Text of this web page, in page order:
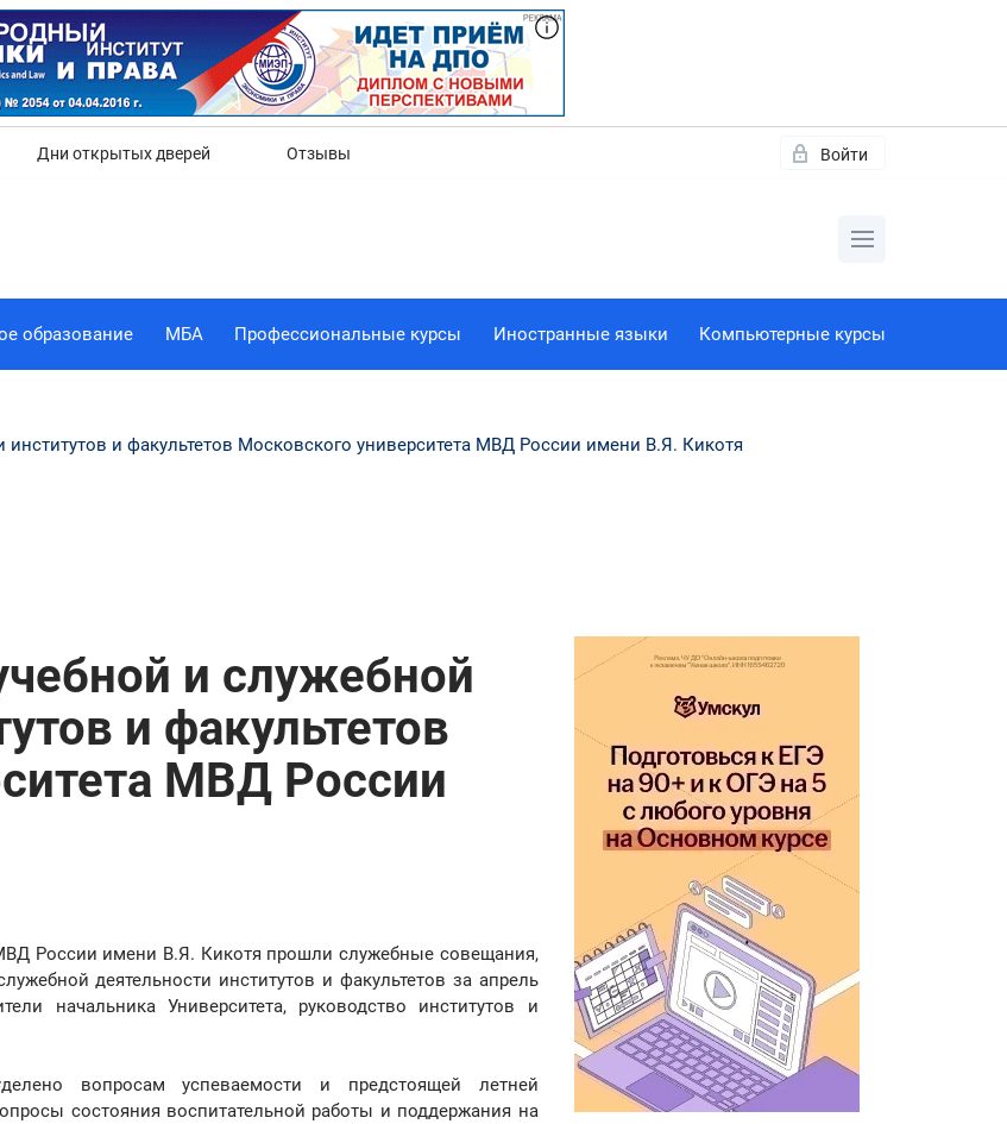
Дни открытых дверей Отзывы Войти
образование МБА Профессиональные курсы Иностранные языки Компьютерные курсы
и факультетов Московского университета МВД России имени В.Я. Кикотя
и служебной
и факультетов
МВД России
России имени В.Я. Кикотя прошли служебные совещания,
деятельности институтов и факультетов за апрель
начальника Университета, руководство институтов и
вопросам успеваемости и предстоящей летней
состояния воспитательной работы и поддержания на
Нет